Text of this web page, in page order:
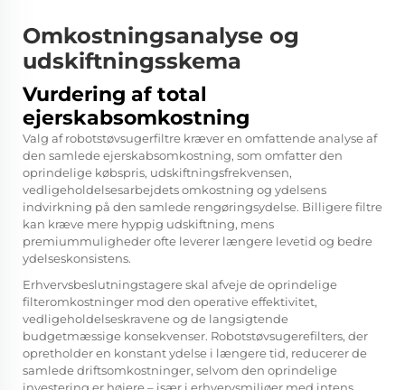
Omkostningsanalyse og
udskiftningsskema
Vurdering af total
ejerskabsomkostning
Valg af robotstøvsugerfiltre kræver en omfattende analyse af
den samlede ejerskabsomkostning, som omfatter den
oprindelige købspris, udskiftningsfrekvensen,
vedligeholdelsesarbejdets omkostning og ydelsens
indvirkning på den samlede rengøringsydelse. Billigere filtre
kan kræve mere hyppig udskiftning, mens
premiummuligheder ofte leverer længere levetid og bedre
ydelseskonsistens.
Erhvervsbeslutningstagere skal afveje de oprindelige
filteromkostninger mod den operative effektivitet,
vedligeholdelseskravene og de langsigtende
budgetmæssige konsekvenser. Robotstøvsugerefilters, der
opretholder en konstant ydelse i længere tid, reducerer de
samlede driftsomkostninger, selvom den oprindelige